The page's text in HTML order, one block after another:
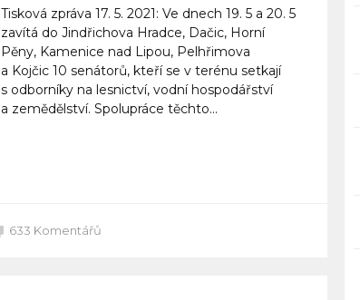
Tisková zpráva 17. 5. 2021: Ve dnech 19. 5 a 20. 5
zavítá do Jindřichova Hradce, Dačic, Horní
Pěny, Kamenice nad Lipou, Pelhřimova
a Kojčic 10 senátorů, kteří se v terénu setkají
s odborníky na lesnictví, vodní hospodářství
a zemědělství. Spolupráce těchto...
633 Komentářů